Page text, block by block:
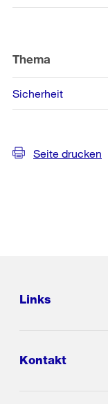
Thema
Sicherheit
Seite drucken
Links
Kontakt